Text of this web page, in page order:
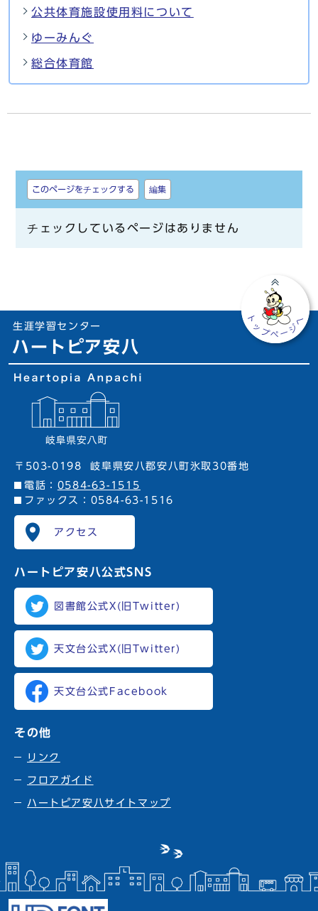
公共体育施設使用料について
ゆーみんぐ
総合体育館
しおり
このページをチェックする 編集
チェックしているページはありません
生涯学習センター
ハートピア安八
〒503-0198
岐阜県安八郡安八町氷取30番地
電話： 0584-63-1515
ファックス：0584-63-1516
アクセス
ハートピア安八公式SNS
図書館公式X(旧Twitter)
天文台公式X(旧Twitter)
天文台公式Facebook
その他
リンク
フロアガイド
ハートピア安八サイトマップ